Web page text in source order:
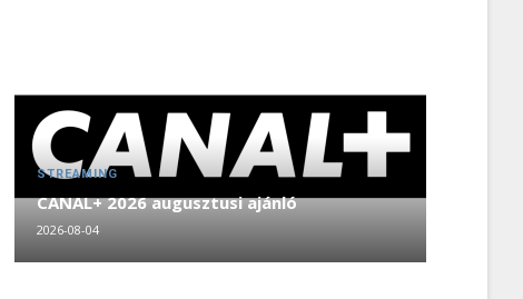
STREAMING
CANAL+ 2026 augusztusi ajánló
2026-08-04